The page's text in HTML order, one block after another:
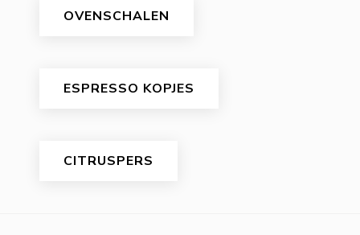
OVENSCHALEN
ESPRESSO KOPJES
CITRUSPERS